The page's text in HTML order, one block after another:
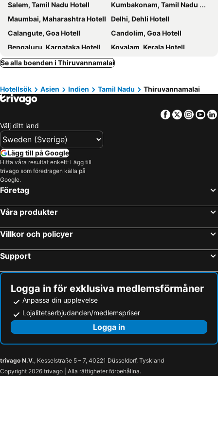
Salem, Tamil Nadu Hotell
Kumbakonam, Tamil Nadu Hotell
Maumbai, Maharashtra Hotell
Delhi, Dehli Hotell
Calangute, Goa Hotell
Candolim, Goa Hotell
Bengaluru, Karnataka Hotell
Kovalam, Kerala Hotell
Kolkata, West Bengal Hotell
Kochi, Kerala Hotell
Se alla boenden i Thiruvannamalai
Hotellsök Asien Indien Tamil Nadu Thiruvannamalai
Facebook
Twitter
Välj ditt land
Lägg till på Google
Hitta våra resultat enkelt: Lägg till
trivago som föredragen källa på
Google.
Företag
Våra produkter
Villkor och policyer
Support
Logga in för exklusiva medlemsförmåner
Anpassa din upplevelse
Lojalitetserbjudanden/medlemspriser
Logga in
trivago N.V., Kesselstraße 5 – 7, 40221 Düsseldorf, Tyskland
Copyright 2026 trivago | Alla rättigheter förbehållna.